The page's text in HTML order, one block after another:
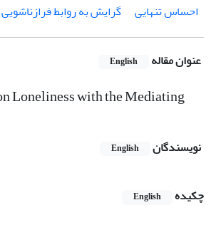
احساس تنهایی
گرایش به روابط فرازناشویی
عنوان مقاله English
Loneliness with the Mediating
نویسندگان English
چکیده
English